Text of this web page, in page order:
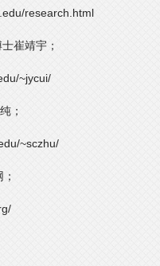
research.html
崔靖宇；
~jycui/
；
~sczhu/